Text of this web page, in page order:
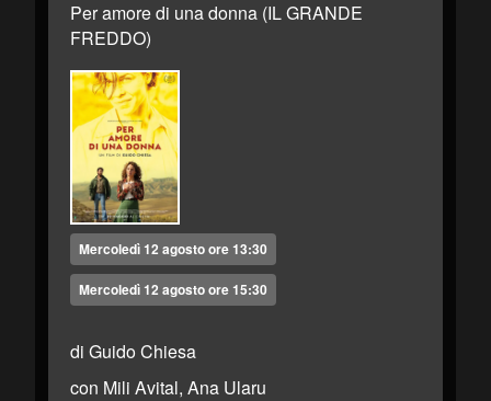
Per amore di una donna (IL GRANDE
FREDDO)
Mercoledì 12 agosto ore 13:30
Mercoledì 12 agosto ore 15:30
di Guido Chiesa
con Mili Avital, Ana Ularu